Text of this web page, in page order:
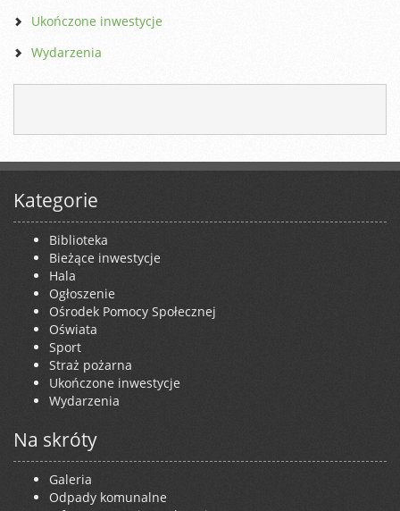
Ukończone inwestycje
Wydarzenia
Kategorie
Biblioteka
Bieżące inwestycje
Hala
Ogłoszenie
Ośrodek Pomocy Społecznej
Oświata
Sport
Straż pożarna
Ukończone inwestycje
Wydarzenia
Na skróty
Galeria
Odpady komunalne